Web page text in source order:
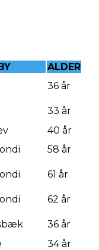
ALDER
36 år
33 år
40 år
58 år
61 år
62 år
36 år
34 år